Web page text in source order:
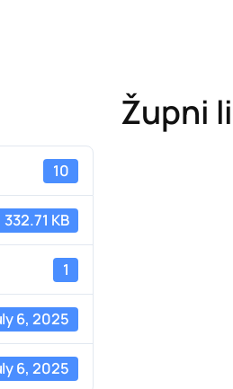
10
332.71 KB
1
6, 2025
6, 2025
Župni